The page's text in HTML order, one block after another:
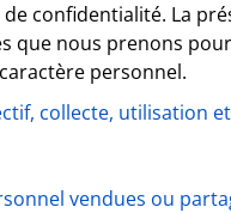
confidentialité. La
que nous prenons
personnel.
collecte, utilisation
vendues ou